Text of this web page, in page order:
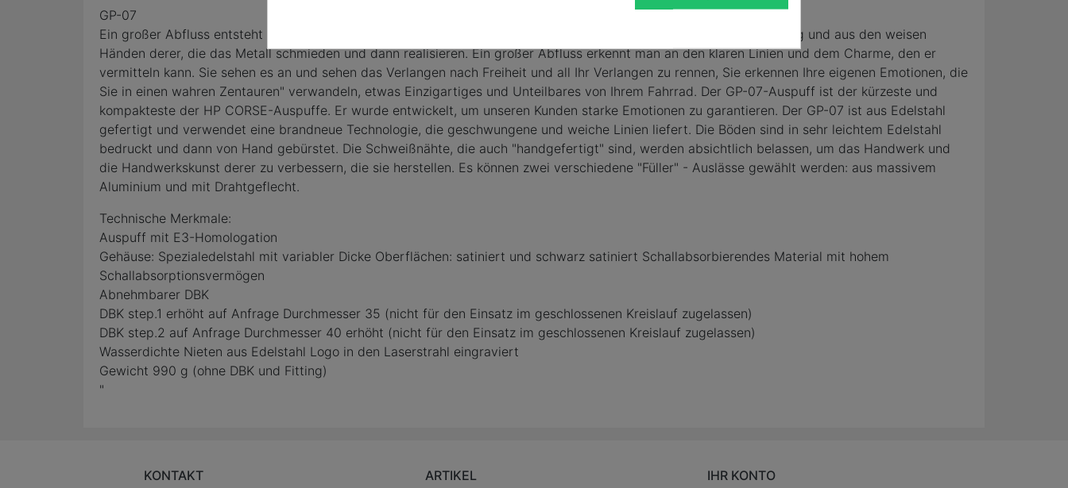
GP-07
Ein großer Abfluss entsteht niemals zufällig. Es kommt aus dem Traum derer, die es sich vorstellen, aus der Erfahrung und aus den weisen
Händen derer, die das Metall schmieden und dann realisieren. Ein großer Abfluss erkennt man an den klaren Linien und dem Charme, den er
vermitteln kann. Sie sehen es an und sehen das Verlangen nach Freiheit und all Ihr Verlangen zu rennen, Sie erkennen Ihre eigenen Emotionen, die
Sie in einen wahren Zentauren" verwandeln, etwas Einzigartiges und Unteilbares von Ihrem Fahrrad. Der GP-07-Auspuff ist der kürzeste und
kompakteste der HP CORSE-Auspuffe. Er wurde entwickelt, um unseren Kunden starke Emotionen zu garantieren. Der GP-07 ist aus Edelstahl
gefertigt und verwendet eine brandneue Technologie, die geschwungene und weiche Linien liefert. Die Böden sind in sehr leichtem Edelstahl
bedruckt und dann von Hand gebürstet. Die Schweißnähte, die auch "handgefertigt" sind, werden absichtlich belassen, um das Handwerk und
die Handwerkskunst derer zu verbessern, die sie herstellen. Es können zwei verschiedene "Füller" - Auslässe gewählt werden: aus massivem
Aluminium und mit Drahtgeflecht.
Technische Merkmale:
Auspuff mit E3-Homologation
Gehäuse: Spezialedelstahl mit variabler Dicke Oberflächen: satiniert und schwarz satiniert Schallabsorbierendes Material mit hohem
Schallabsorptionsvermögen
Abnehmbarer DBK
DBK step.1 erhöht auf Anfrage Durchmesser 35 (nicht für den Einsatz im geschlossenen Kreislauf zugelassen)
DBK step.2 auf Anfrage Durchmesser 40 erhöht (nicht für den Einsatz im geschlossenen Kreislauf zugelassen)
Wasserdichte Nieten aus Edelstahl Logo in den Laserstrahl eingraviert
Gewicht 990 g (ohne DBK und Fitting)
"
KONTAKT ARTIKEL IHR KONTO